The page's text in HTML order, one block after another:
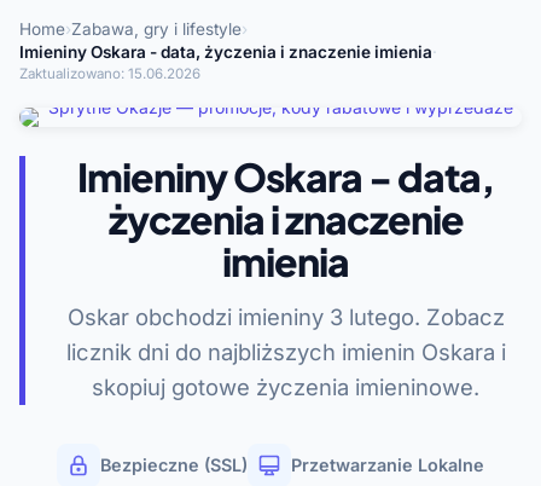
Home›Zabawa, gry i lifestyle›
Imieniny Oskara - data, życzenia i znaczenie imienia·
Zaktualizowano: 15.06.2026
Imieniny Oskara - data,
życzenia i znaczenie
imienia
Oskar obchodzi imieniny 3 lutego. Zobacz
licznik dni do najbliższych imienin Oskara i
skopiuj gotowe życzenia imieninowe.
Bezpieczne (SSL) Przetwarzanie Lokalne